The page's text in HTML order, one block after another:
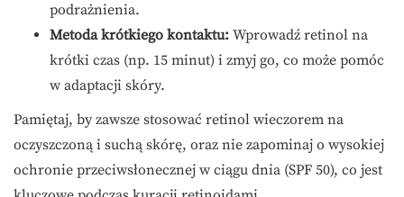
podrażnienia.
Metoda krótkiego kontaktu: Wprowadź retinol na
krótki czas (np. 15 minut) i zmyj go, co może pomóc
w adaptacji skóry.
Pamiętaj, by zawsze stosować retinol wieczorem na
oczyszczoną i suchą skórę, oraz nie zapominaj o wysokiej
ochronie przeciwsłonecznej w ciągu dnia (SPF 50), co jest